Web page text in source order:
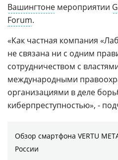
Вашингтоне мероприятии
Forum.
«Как частная компания
не связана ни с одним
сотрудничеством с
международными
организациями в деле
киберпреступностью», -
Обзор смартфона VERTU
России